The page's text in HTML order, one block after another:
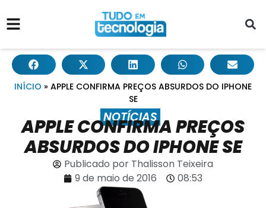
INÍCIO » APPLE CONFIRMA PREÇOS ABSURDOS DO IPHONE
SE
NOTÍCIAS
APPLE CONFIRMA PREÇOS
ABSURDOS DO IPHONE SE
Publicado por Thalisson Teixeira
9 de maio de 2016
08:53